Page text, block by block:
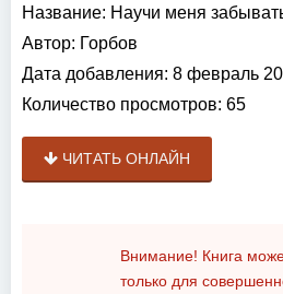
Название: Научи меня
Автор: Горбов
Дата добавления: 8 февраль
Количество просмотров: 65
ЧИТАТЬ ОНЛАЙН
Внимание! Книга
только для